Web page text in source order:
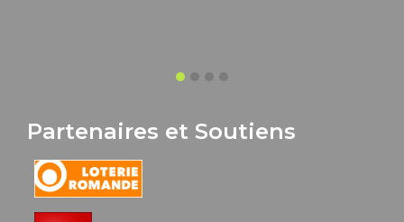
Partenaires et Soutiens